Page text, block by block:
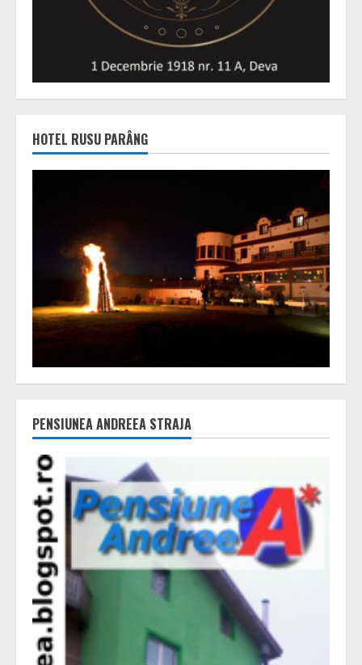
HOTEL RUSU PARÂNG
PENSIUNEA ANDREEA STRAJA